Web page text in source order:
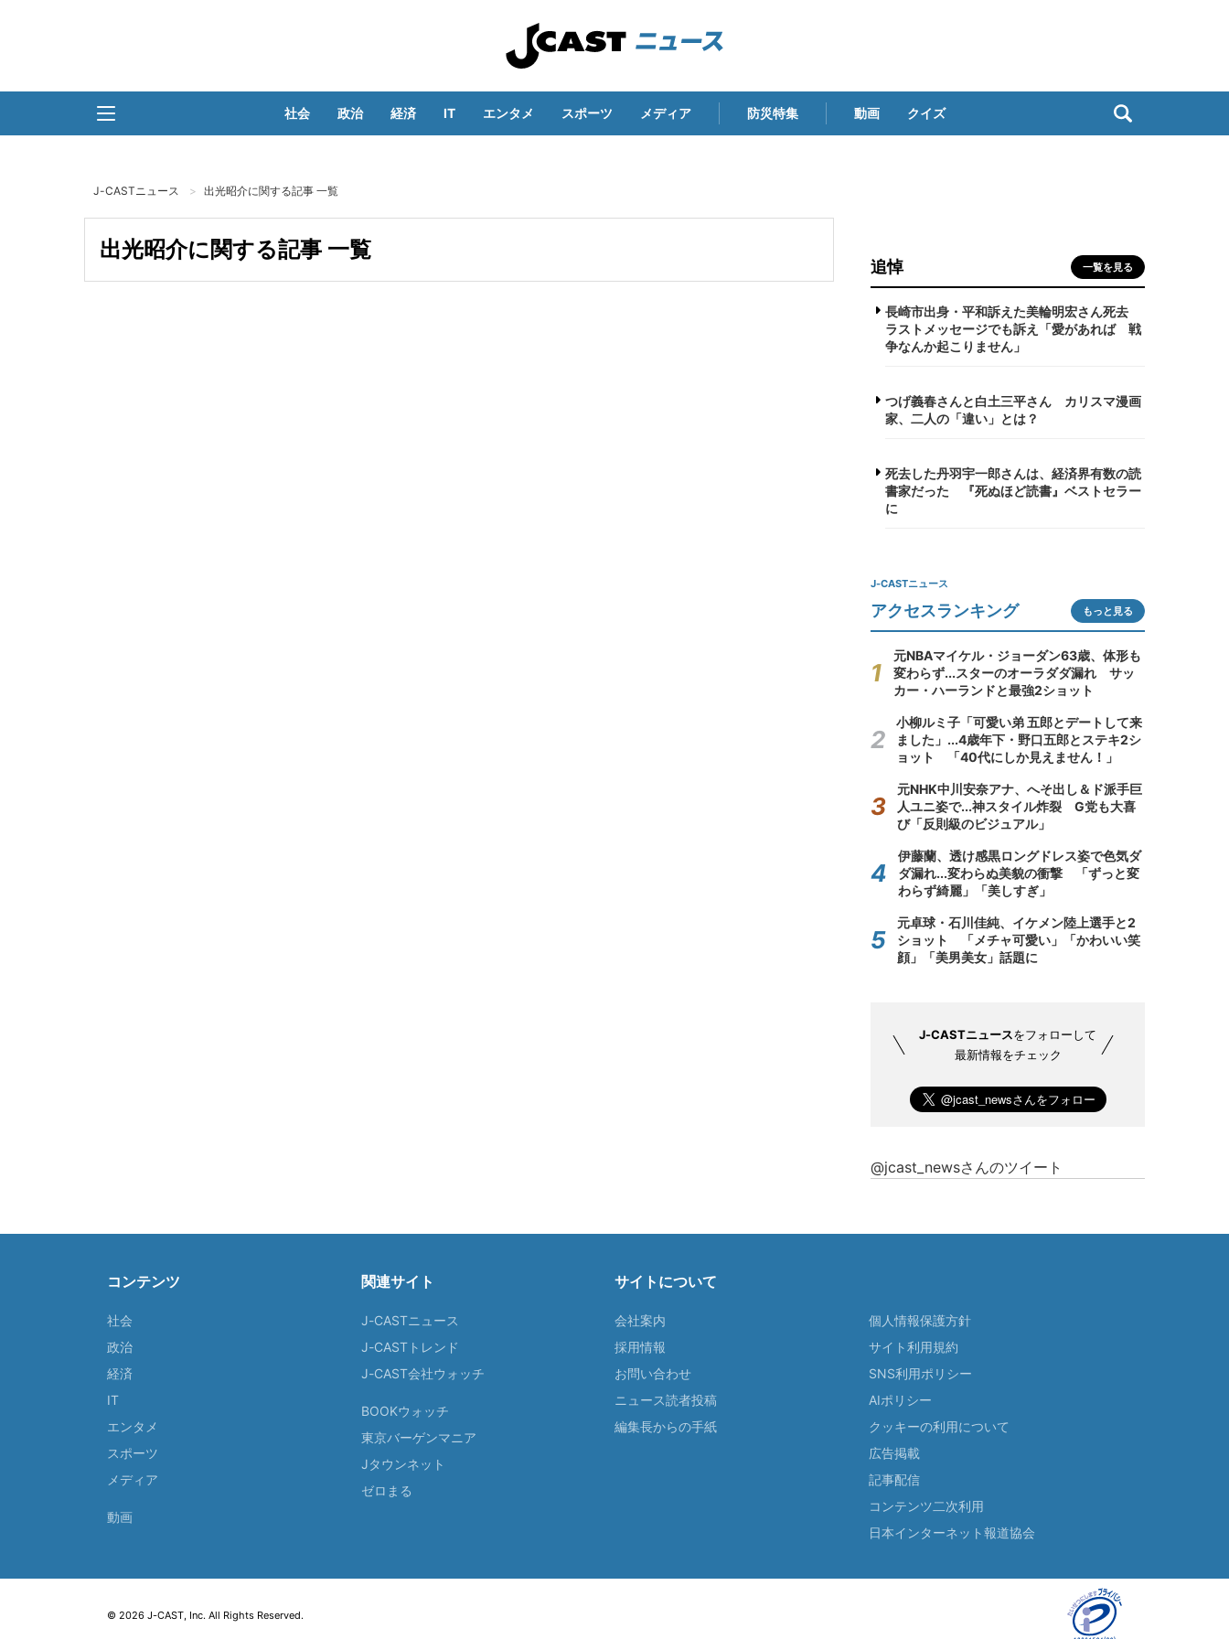
社会 政治 経済 IT エンタメ スポーツ メディア 防災特集 動画 クイズ
J-CASTニュース 出光昭介に関する記事 一覧
出光昭介に関する記事 一覧
追悼 一覧を見る
長崎市出身・平和訴えた美輪明宏さん死去
ラストメッセージでも訴え「愛があれば 戦
争なんか起こりません」
つげ義春さんと白土三平さん カリスマ漫画
家、二人の「違い」とは？
死去した丹羽宇一郎さんは、経済界有数の読
書家だった 『死ぬほど読書』ベストセラー
に
J-CASTニュース
アクセスランキング もっと見る
元NBAマイケル・ジョーダン63歳、体形も
変わらず...スターのオーラダダ漏れ サッ
カー・ハーランドと最強2ショット
小柳ルミ子「可愛い弟 五郎とデートして来
ました」...4歳年下・野口五郎とステキ2シ
ョット 「40代にしか見えません！」
元NHK中川安奈アナ、へそ出し＆ド派手巨
人ユニ姿で...神スタイル炸裂 G党も大喜
び「反則級のビジュアル」
伊藤蘭、透け感黒ロングドレス姿で色気ダ
ダ漏れ...変わらぬ美貌の衝撃 「ずっと変
わらず綺麗」「美しすぎ」
元卓球・石川佳純、イケメン陸上選手と2
ショット 「メチャ可愛い」「かわいい笑
顔」「美男美女」話題に
J-CASTニュースをフォローして
最新情報をチェック
@jcast_newsさんのツイート
コンテンツ
社会
政治
経済
IT
エンタメ
スポーツ
メディア
動画
関連サイト
J-CASTニュース
J-CASTトレンド
J-CAST会社ウォッチ
BOOKウォッチ
東京バーゲンマニア
Jタウンネット
ゼロまる
サイトについて
会社案内
採用情報
お問い合わせ
ニュース読者投稿
編集長からの手紙
個人情報保護方針
サイト利用規約
SNS利用ポリシー
AIポリシー
クッキーの利用について
広告掲載
記事配信
コンテンツ二次利用
日本インターネット報道協会
© 2026 J-CAST, Inc. All Rights Reserved.